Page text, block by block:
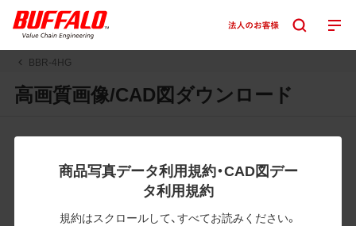
BBR-4HG
高画質画像/CAD図ダウンロード
商品写真データ利用規約・CAD図デー
タ利用規約
規約はスクロールして、すべてお読みください。
すと圧縮ファイルのダウンロードが始まります。
JPEG・EPSファイルにはパスが設定されています。画像編集
の際に便利です。PNG画像は原則として背景を透過したもの
を提供しています。